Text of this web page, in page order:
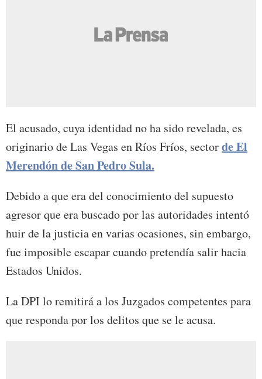
El acusado, cuya identidad no ha sido revelada, es
originario de Las Vegas en Ríos Fríos, sectorde El
Merendón de San Pedro Sula.
Debido a que era del conocimiento del supuesto
agresor que era buscado por las autoridades intentó
huir de la justicia en varias ocasiones, sin embargo,
fue imposible escapar cuando pretendía salir hacia
Estados Unidos.
La DPI lo remitirá a los Juzgados competentes para
que responda por los delitos que se le acusa.